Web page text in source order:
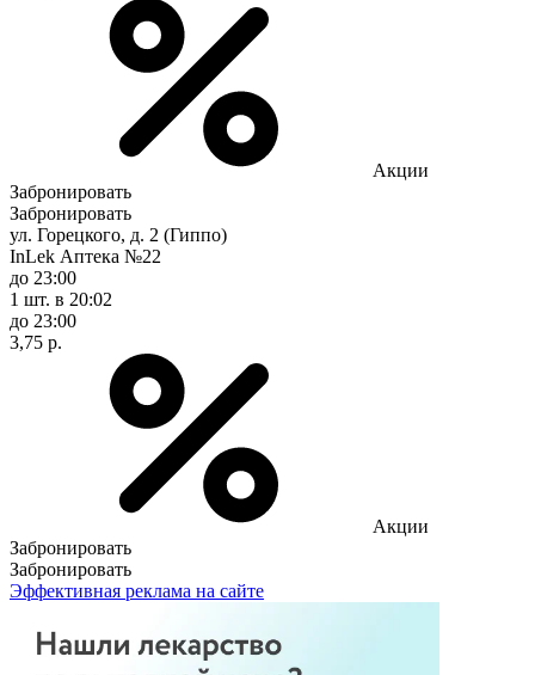
Акции
Забронировать
Забронировать
ул. Горецкого, д. 2 (Гиппо)
InLek Аптека №22
до 23:00
1 шт. в 20:02
до 23:00
3,75 р.
Акции
Забронировать
Забронировать
Эффективная реклама на сайте